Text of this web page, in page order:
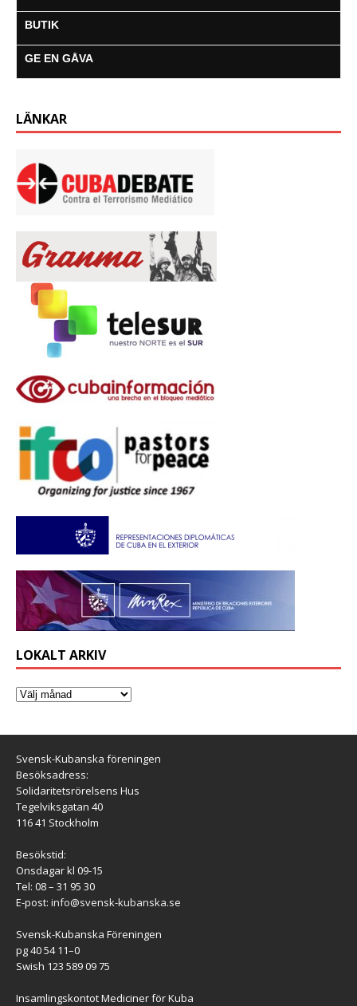
BUTIK
GE EN GÅVA
LÄNKAR
LOKALT ARKIV
Svensk-Kubanska föreningen
Besöksadress:
Solidaritetsrörelsens Hus
Tegelviksgatan 40
116 41 Stockholm
Besökstid:
Onsdagar kl 09-15
Tel: 08 – 31 95 30
E-post: info@svensk-kubanska.se
Svensk-Kubanska Föreningen
pg 40 54 11–0
Swish 123 589 09 75
Insamlingskontot Mediciner för Kuba